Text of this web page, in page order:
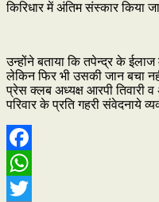
किरिधार में अंतिम संस्कार किया
उन्होंने बताया कि तपेन्द्र के
लेकिन फिर भी उसकी जान बचा
प्रेस क्लब अध्यक्ष आरपी तिवारी
परिवार के प्रति गहरी संवेदनाये
Facebook
WhatsApp